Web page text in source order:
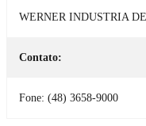
WERNER INDUSTRIA
Contato:
Fone: (48) 3658-9000